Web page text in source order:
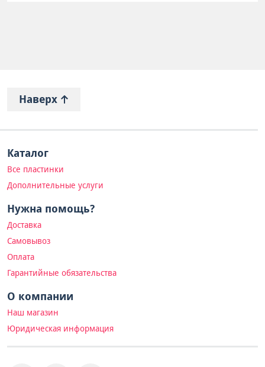
Наверх
Каталог
Все пластинки
Дополнительные услуги
Нужна помощь?
Доставка
Самовывоз
Оплата
Гарантийные обязательства
О компании
Наш магазин
Юридическая информация